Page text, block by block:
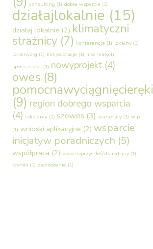
consulting (1) dobre wsparcie (1)
działajlokalnie (15)
działaj lokalnie (2) klimatyczni
strażnicy (7) konferencja (1) lokalny (1)
lokalny.org (1) mikrodotacje (1) moc małych
społeczności (1) nowyprojekt (4)
owes (8)
pomocnawyciągnięcieręki
(9) region dobrego wsparcia
(4) szkolenia (1) szowes (3) warsztaty (1) wip
(1) wnioski aplikacyjne (2) wsparcie
inicjatyw poradniczych (5)
współpraca (2) wybierzprzyszłośćdlarodziny (1)
wyniki (1) zaproszenie (1)